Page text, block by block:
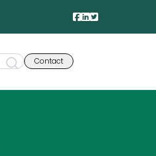
Contact